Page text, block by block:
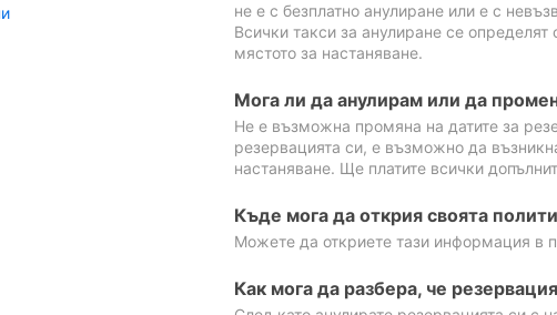
не е с безплатно анулиране или е с
Всички такси за анулиране се
мястото за настаняване.
Мога ли да анулирам или да
Не е възможна промяна на датите за
резервацията си, е възможно да
настаняване. Ще платите всички
Къде мога да открия своята
Можете да откриете тази информация в
Как мога да разбера, че